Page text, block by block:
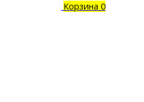
Корзина 0